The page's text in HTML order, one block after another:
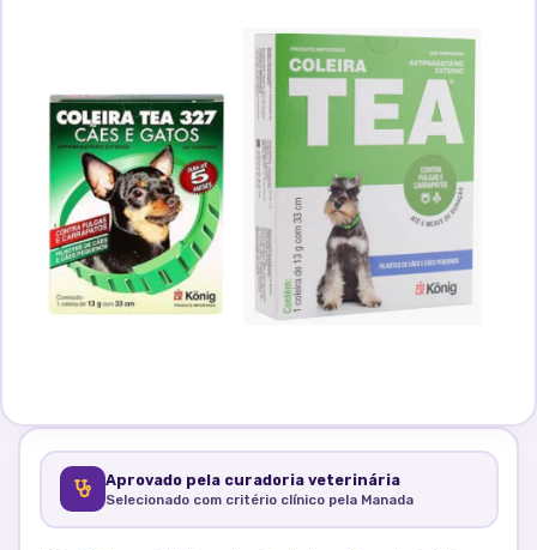
Aprovado pela curadoria veterinária
Selecionado com critério clínico pela Manada